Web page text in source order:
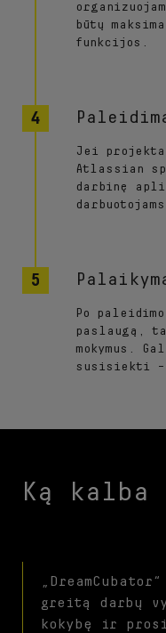
būtų
funkcijos.
Jei
Atlassian
darbinę
Po
paslaugą,
mokymus.
susisiekti –
Ką
greitą darbų
kokybę ir